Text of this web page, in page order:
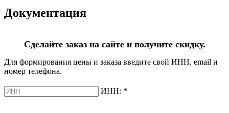
Документация
Сделайте заказ на сайте и получите скидку.
Для формирования цены и заказа введите свой ИНН, email и
номер телефона.
ИНН: *